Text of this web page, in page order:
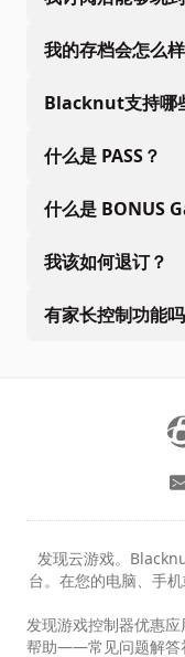
我的存档会怎么
Blacknut支持哪
什么是 PASS？
什么是 BONUS
我该如何退订？
有家长控制功能
发现云游戏。
台。在您的电脑、手
发现游戏控制器优惠应
帮助——常见问题解答